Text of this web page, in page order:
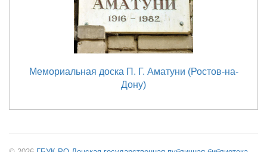
Мемориальная доска П. Г. Аматуни (Ростов-на-
Дону)